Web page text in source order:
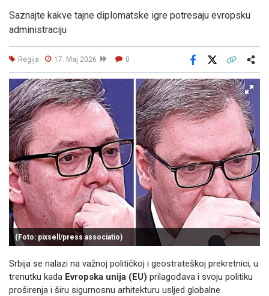
Saznajte kakve tajne diplomatske igre potresaju evropsku
administraciju
Regija 17. Maj 2026 0
Facebook
(Foto: pixsell/press associatio)
Srbija se nalazi na važnoj političkoj i geostrateškoj prekretnici, u
trenutku kada Evropska unija (EU) prilagođava i svoju politiku
proširenja i širu sigurnosnu arhitekturu usljed globalne